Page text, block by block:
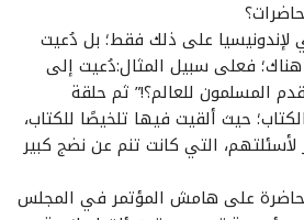
لإندونيسيا على ذلك فقط؛ بل دُعيت
فعلى سبيل المثال:دُعيت إلى
المسلمون للعالم؟!” ثم حلقة
حيث ألقيت فيها تلخيصًا للكتاب،
التي كانت تنم عن نضج كبير
على هامش المؤتمر في المجلس